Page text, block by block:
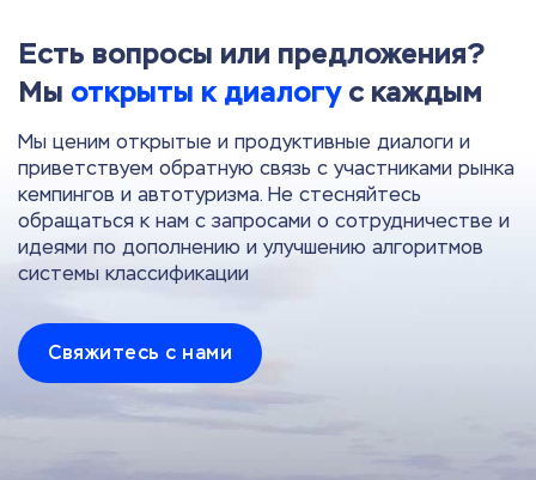
Есть вопросы или предложения?
Мы открыты к диалогус каждым
Мы ценим открытые и продуктивные диалоги и
приветствуем обратную связь с участниками рынка
кемпингов и автотуризма. Не стесняйтесь
обращаться к нам с запросами о сотрудничестве и
идеями по дополнению и улучшению алгоритмов
системы классификации
Свяжитесь с нами